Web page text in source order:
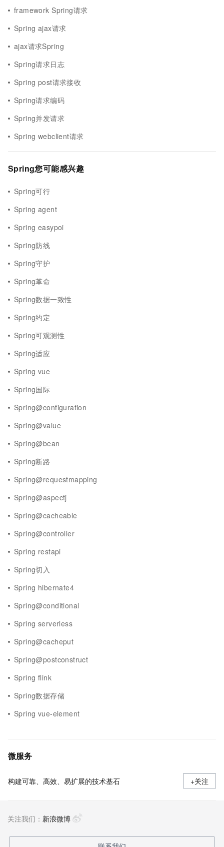
framework Spring请求
Spring ajax请求
ajax请求Spring
Spring请求日志
Spring post请求接收
Spring请求编码
Spring并发请求
Spring webclient请求
Spring您可能感兴趣
Spring可行
Spring agent
Spring easypoi
Spring防线
Spring守护
Spring革命
Spring数据一致性
Spring约定
Spring可观测性
Spring适应
Spring vue
Spring国际
Spring@configuration
Spring@value
Spring@bean
Spring断路
Spring@requestmapping
Spring@aspectj
Spring@cacheable
Spring@controller
Spring restapi
Spring切入
Spring hibernate4
Spring@conditional
Spring serverless
Spring@cacheput
Spring@postconstruct
Spring flink
Spring数据存储
Spring vue-element
微服务
构建可靠、高效、易扩展的技术基石 +关注
关注我们： 新浪微博